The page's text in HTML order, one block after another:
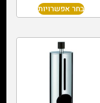
בחר אפשרויות